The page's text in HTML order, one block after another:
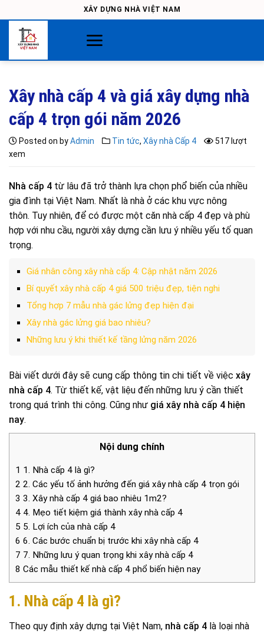
to
content
XÂY DỰNG NHÀ VIỆT NAM
Xây nhà cấp 4 và giá xây dựng nhà
cấp 4 trọn gói​ năm 2026
Posted on byAdmin Tin tức, Xây nhà Cấp 4
517 lượt
xem
Nhà cấp 4 từ lâu đã trở thành lựa chọn phổ biến của nhiều
gia đình tại Việt Nam. Nhất là nhà ở các khu vực nông
thôn. Tuy nhiên, để có được một căn nhà cấp 4 đẹp và phù
hợp với nhu cầu, người xây dựng cần lưu ý nhiều yếu tố quan
trọng.
Giá nhân công xây nhà cấp 4: Cập nhật năm 2026
Bí quyết xây nhà cấp 4 giá 500 triệu đẹp, tiện nghi
Tổng hợp 7 mẫu nhà gác lửng đẹp hiện đại
Xây nhà gác lửng giá bao nhiêu?
Những lưu ý khi thiết kế tầng lửng năm 2026
Bài viết dưới đây sẽ cung cấp thông tin chi tiết về việc xây
nhà cấp 4. Từ thiết kế, vật liệu đến những lưu ý cần thiết
trong quá trình thi công. Cũng như giá xây nhà cấp 4 hiện
nay.
Nội dung chính
1 1. Nhà cấp 4 là gì?
2 2. Các yếu tố ảnh hưởng đến giá xây nhà cấp 4 trọn gói
3 3. Xây nhà cấp 4 giá bao nhiêu 1m2?
4 4. Mẹo tiết kiệm giá thành xây nhà cấp 4
5 5. Lợi ích của nhà cấp 4
6 6. Các bước chuẩn bị trước khi xây nhà cấp 4
7 7. Những lưu ý quan trọng khi xây nhà cấp 4
8 Các mẫu thiết kế nhà cấp 4 phổ biến hiện nay
1. Nhà cấp 4 là gì?
Theo quy định xây dựng tại Việt Nam, nhà cấp 4 là loại nhà